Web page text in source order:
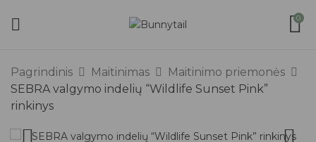
0
Pagrindinis Maitinimas
Maitinimo priemonės
SEBRA valgymo indelių “Wildlife Sunset Pink”
rinkinys